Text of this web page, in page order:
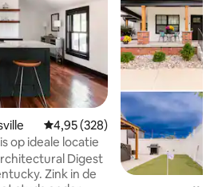
Gemiddelde beoordeling van
4,95 (328)
op ideale locatie
Digest
in de